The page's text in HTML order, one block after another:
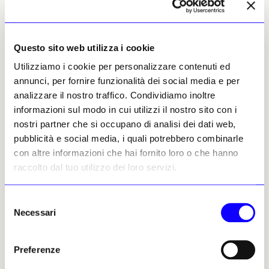
Questo sito web utilizza i cookie
Utilizziamo i cookie per personalizzare contenuti ed
annunci, per fornire funzionalità dei social media e per
analizzare il nostro traffico. Condividiamo inoltre
informazioni sul modo in cui utilizzi il nostro sito con i
nostri partner che si occupano di analisi dei dati web,
pubblicità e social media, i quali potrebbero combinarle
con altre informazioni che hai fornito loro o che hanno
raccolto dal tuo utilizzo dei loro servizi.
delNecessari
Preferenze
Šimkovičová è in carica dall’ottobre 2023,
quando il suo partito si è unito a un nuovo
ministro populistaRobert Fico
Poiché molti nel settore culturale si
oppongono agli interventi politici di
Šimkovičová e al suo «brand», oscillante tra
conservatorismo sociale e nazionalismo
convinto, una petizione del gennaio 2024,
promossa dall’artista slovacca Ilona Németh,
ha raccolto oltre 189mila adesioni per
sua agenda interventista, culminata con il